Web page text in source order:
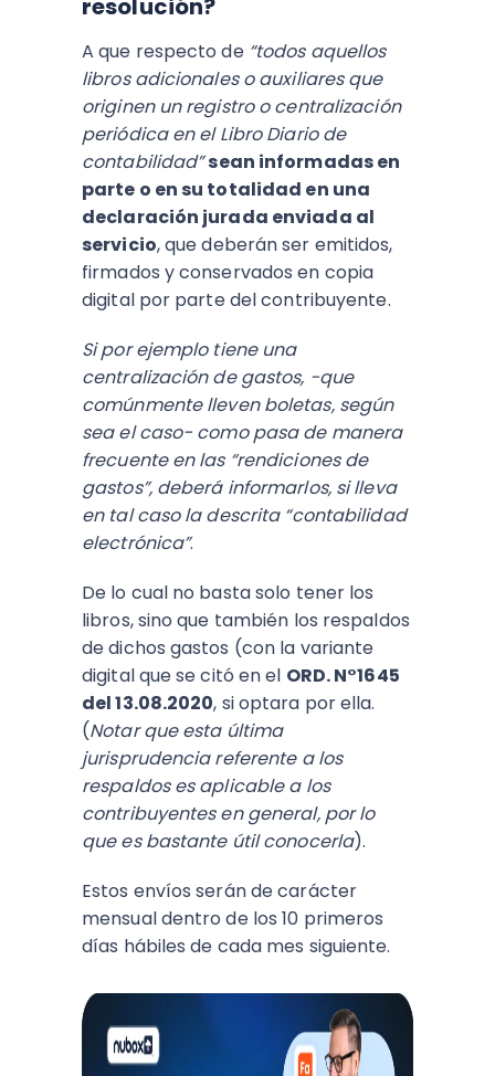
resolución?
A que respecto de “todos aquellos
libros adicionales o auxiliares que
originen un registro o centralización
periódica en el Libro Diario de
contabilidad” sean informadas en
parte o en su totalidad en una
declaración jurada enviada al
servicio, que deberán ser emitidos,
firmados y conservados en copia
digital por parte del contribuyente.
Si por ejemplo tiene una
centralización de gastos, −que
comúnmente lleven boletas, según
sea el caso− como pasa de manera
frecuente en las “rendiciones de
gastos”, deberá informarlos, si lleva
en tal caso la descrita “contabilidad
electrónica”.
De lo cual no basta solo tener los
libros, sino que también los respaldos
de dichos gastos (con la variante
digital que se citó en el ORD. N°1645
del 13.08.2020, si optara por ella.
(Notar que esta última
jurisprudencia referente a los
respaldos es aplicable a los
contribuyentes en general, por lo
que es bastante útil conocerla).
Estos envíos serán de carácter
mensual dentro de los 10 primeros
días hábiles de cada mes siguiente.